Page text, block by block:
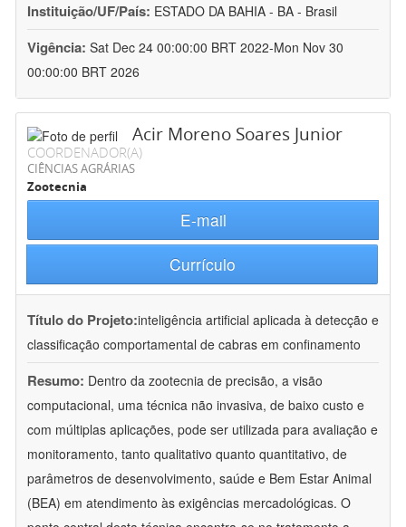
Instituição/UF/País: ESTADO DA BAHIA - BA - Brasil
Vigência: Sat Dec 24 00:00:00 BRT 2022-Mon Nov 30
00:00:00 BRT 2026
Acir Moreno Soares Junior
COORDENADOR(A)
CIÊNCIAS AGRÁRIAS
Zootecnia
E-mail
Currículo
Título do Projeto:inteligência artificial aplicada à detecção e
classificação comportamental de cabras em confinamento
Resumo: Dentro da zootecnia de precisão, a visão
computacional, uma técnica não invasiva, de baixo custo e
com múltiplas aplicações, pode ser utilizada para avaliação e
monitoramento, tanto qualitativo quanto quantitativo, de
parâmetros de desenvolvimento, saúde e Bem Estar Animal
(BEA) em atendimento às exigências mercadológicas. O